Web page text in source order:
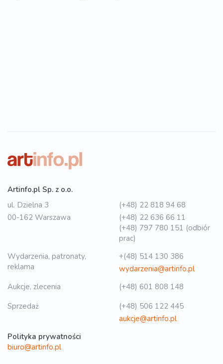
Artinfo.pl Sp. z o.o.
ul. Dzielna 3
00-162 Warszawa
(+48) 22 818 94 68
(+48) 22 636 66 11
(+48) 797 780 151 (odbiór
prac)
Wydarzenia, patronaty,
reklama
+(48) 514 130 386
wydarzenia@artinfo.pl
Aukcje, zlecenia
(+48) 601 808 148
Sprzedaż
(+48) 506 122 445
aukcje@artinfo.pl
Polityka prywatności
biuro@artinfo.pl